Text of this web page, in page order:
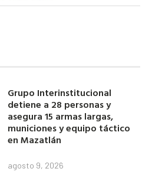
Grupo Interinstitucional
detiene a 28 personas y
asegura 15 armas largas,
municiones y equipo táctico
en Mazatlán
agosto 9, 2026